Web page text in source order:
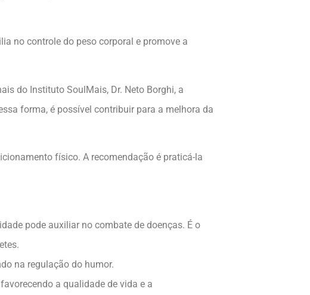
no controle do peso corporal e promove a
do Instituto SoulMais, Dr. Neto Borghi, a
forma, é possível contribuir para a melhora da
físico. A recomendação é praticá-la
pode auxiliar no combate de doenças. É o
na regulação do humor.
a qualidade de vida e a